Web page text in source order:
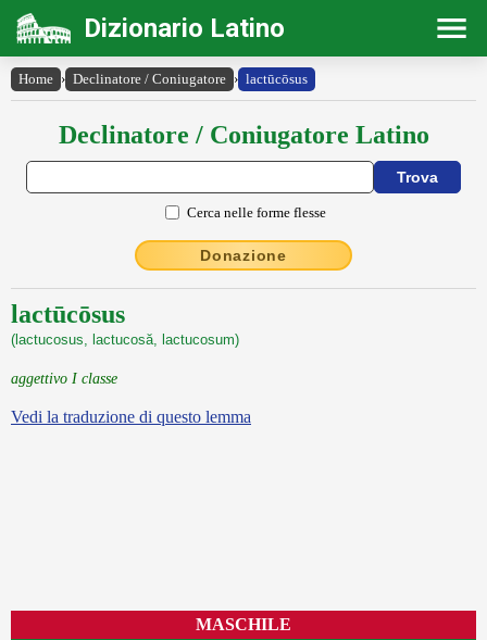
Dizionario Latino
Home › Declinatore / Coniugatore › lactūcōsus
Declinatore / Coniugatore Latino
Cerca nelle forme flesse
Donazione
lactūcōsus
(lactucosus, lactucosă, lactucosum)
aggettivo I classe
Vedi la traduzione di questo lemma
MASCHILE